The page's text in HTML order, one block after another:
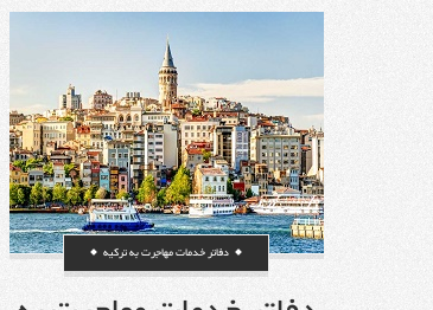
دفاتر خدمات مهاجرت به ترکیه